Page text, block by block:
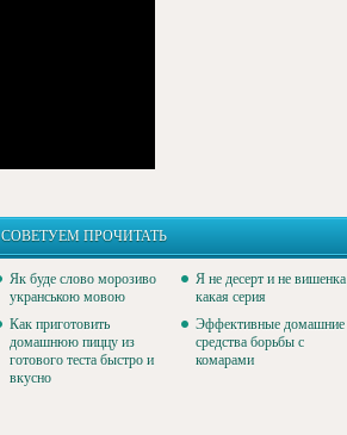
СОВЕТУЕМ ПРОЧИТАТЬ
Як буде слово морозиво
укранською мовою
Как приготовить
домашнюю пиццу из
готового теста быстро и
вкусно
Я не десерт и не вишенка
какая серия
Эффективные домашние
средства борьбы с
комарами